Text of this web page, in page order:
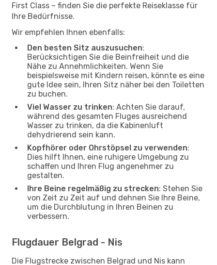
First Class – finden Sie die perfekte Reiseklasse für
Ihre Bedürfnisse.
Wir empfehlen Ihnen ebenfalls:
Den besten Sitz auszusuchen:
Berücksichtigen Sie die Beinfreiheit und die
Nähe zu Annehmlichkeiten. Wenn Sie
beispielsweise mit Kindern reisen, könnte es eine
gute Idee sein, Ihren Sitz näher bei den Toiletten
zu buchen.
Viel Wasser zu trinken: Achten Sie darauf,
während des gesamten Fluges ausreichend
Wasser zu trinken, da die Kabinenluft
dehydrierend sein kann.
Kopfhörer oder Ohrstöpsel zu verwenden:
Dies hilft Ihnen, eine ruhigere Umgebung zu
schaffen und Ihren Flug angenehmer zu
gestalten.
Ihre Beine regelmäßig zu strecken: Stehen Sie
von Zeit zu Zeit auf und dehnen Sie Ihre Beine,
um die Durchblutung in Ihren Beinen zu
verbessern.
Flugdauer Belgrad - Nis
Die Flugstrecke zwischen Belgrad und Nis kann